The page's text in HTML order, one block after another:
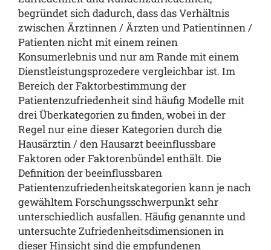
begründet sich dadurch, dass das Verhältnis
zwischen Ärztinnen / Ärzten und Patientinnen /
Patienten nicht mit einem reinen
Konsumerlebnis und nur am Rande mit einem
Dienstleistungsprozedere vergleichbar ist. Im
Bereich der Faktorbestimmung der
Patientenzufriedenheit sind häufig Modelle mit
drei Überkategorien zu finden, wobei in der
Regel nur eine dieser Kategorien durch die
Hausärztin / den Hausarzt beeinflussbare
Faktoren oder Faktorenbündel enthält. Die
Definition der beeinflussbaren
Patientenzufriedenheitskategorien kann je nach
gewähltem Forschungsschwerpunkt sehr
unterschiedlich ausfallen. Häufig genannte und
untersuchte Zufriedenheitsdimensionen in
dieser Hinsicht sind die empfundenen